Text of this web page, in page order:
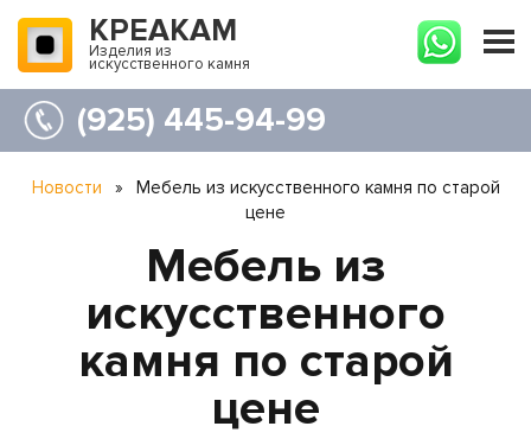
КРЕАКАМ
Изделия из
искусственного камня
(925) 445-94-99
Новости »
Мебель из искусственного камня по старой
цене
Мебель из
искусственного
камня по старой
цене